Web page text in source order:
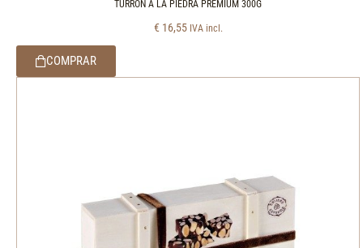
TURRÓN A LA PIEDRA PREMIUM 300G
€ 16,55 IVA incl.
COMPRAR